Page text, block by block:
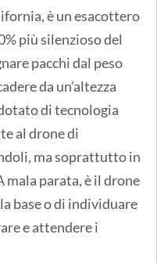
è un esacottero
più silenzioso del
pacchi dal peso
da un’altezza
di tecnologia
al drone di
ma soprattutto in
mala parata, è il drone
base o di individuare
e attendere i